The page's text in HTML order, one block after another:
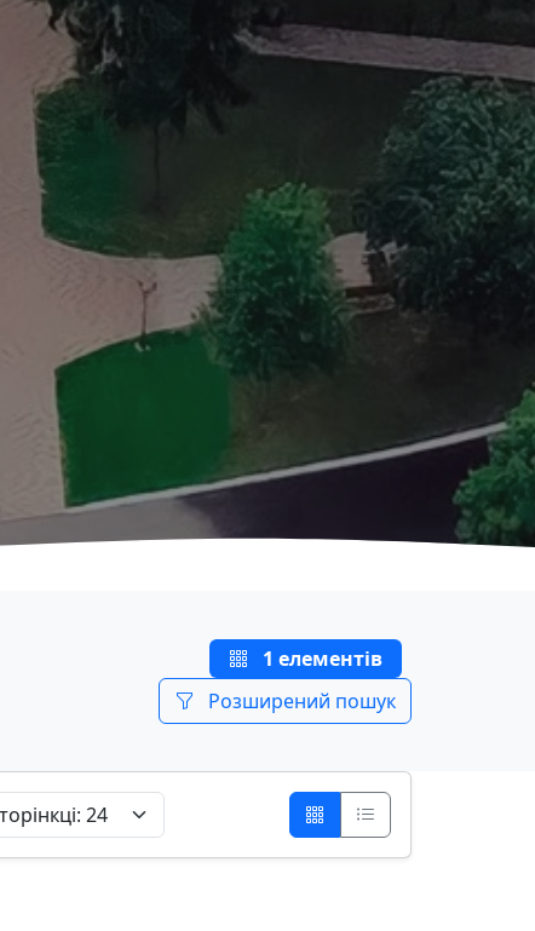
1 елементів
Розширений пошук